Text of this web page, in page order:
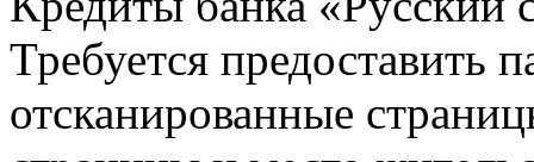
Требуется предоставить
отсканированные